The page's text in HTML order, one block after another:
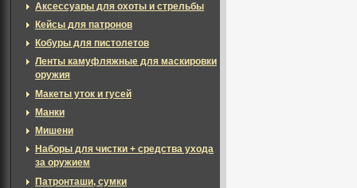
Аксессуары для охоты и стрельбы
Кейсы для патронов
Кобуры для пистолетов
Ленты камуфляжные для маскировки
оружия
Макеты уток и гусей
Манки
Мишени
Наборы для чистки + средства ухода
за оружием
Патронташи, сумки